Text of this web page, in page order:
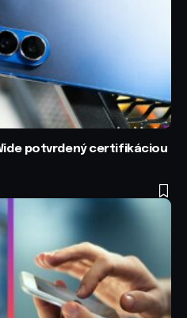
potvrdený certifikáciou